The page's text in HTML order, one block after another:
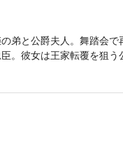
弟と公爵夫人。舞踏会で
彼女は王家転覆を狙う
裏切りを知った夫が現